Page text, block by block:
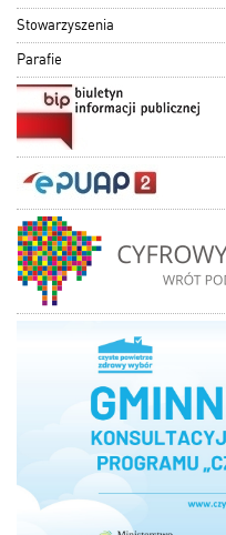
Stowarzyszenia
Parafie